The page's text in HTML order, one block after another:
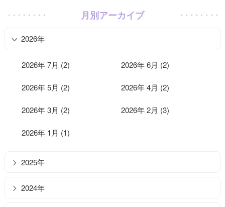
月別アーカイブ
2026年
2026年 7月 (2) 2026年 6月 (2)
2026年 5月 (2) 2026年 4月 (2)
2026年 3月 (2) 2026年 2月 (3)
2026年 1月 (1)
2025年
2024年